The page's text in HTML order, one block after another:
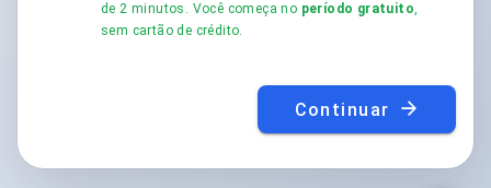
de 2 minutos. Você começa no período gratuito,
sem cartão de crédito.
Continuar